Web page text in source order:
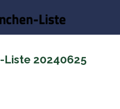
Liste 20240625